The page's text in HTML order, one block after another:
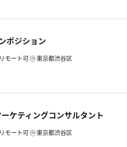
ポジション
モート可 東京都渋谷区
ケティングコンサルタント
モート可 東京都渋谷区